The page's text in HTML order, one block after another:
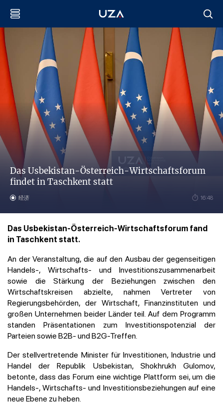
Das Usbekistan-Österreich-Wirtschaftsforum
findet in Taschkent statt
经济 16:48
Das Usbekistan-Österreich-Wirtschaftsforum fand
in Taschkent statt.
An der Veranstaltung, die auf den Ausbau der gegenseitigen
Handels-, Wirtschafts- und Investitionszusammenarbeit
sowie die Stärkung der Beziehungen zwischen den
Wirtschaftskreisen abzielte, nahmen Vertreter von
Regierungsbehörden, der Wirtschaft, Finanzinstituten und
großen Unternehmen beider Länder teil. Auf dem Programm
standen Präsentationen zum Investitionspotenzial der
Parteien sowie B2B- und B2G-Treffen.
Der stellvertretende Minister für Investitionen, Industrie und
Handel der Republik Usbekistan, Shokhrukh Gulomov,
betonte, dass das Forum eine wichtige Plattform sei, um die
Handels-, Wirtschafts- und Investitionsbeziehungen auf eine
neue Ebene zu heben.